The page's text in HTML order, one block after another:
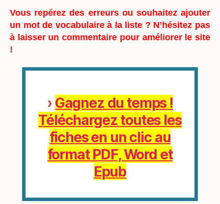
Vous repérez des erreurs ou souhaitez ajouter
un mot de vocabulaire à la liste ? N’hésitez pas
à laisser un commentaire pour améliorer le site
!
› Gagnez du temps !
Téléchargez toutes les
fiches en un clic au
format PDF, Word et
Epub